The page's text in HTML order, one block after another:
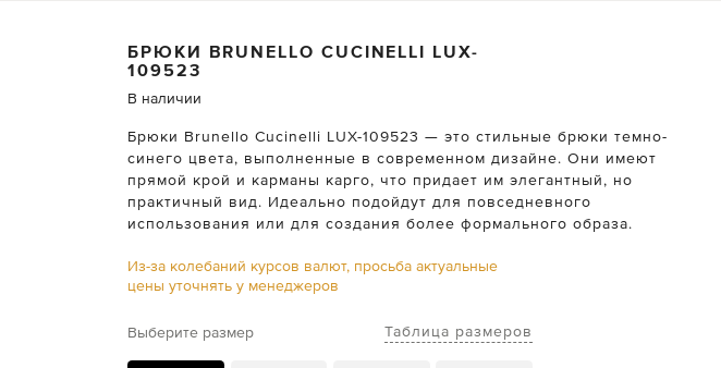
БРЮКИ BRUNELLO CUCINELLI LUX-
109523
В наличии
Брюки Brunello Cucinelli LUX-109523 — это стильные брюки темно-
синего цвета, выполненные в современном дизайне. Они имеют
прямой крой и карманы карго, что придает им элегантный, но
практичный вид. Идеально подойдут для повседневного
использования или для создания более формального образа.
Из-за колебаний курсов валют, просьба актуальные
цены уточнять у менеджеров
Выберите размер Таблица размеров